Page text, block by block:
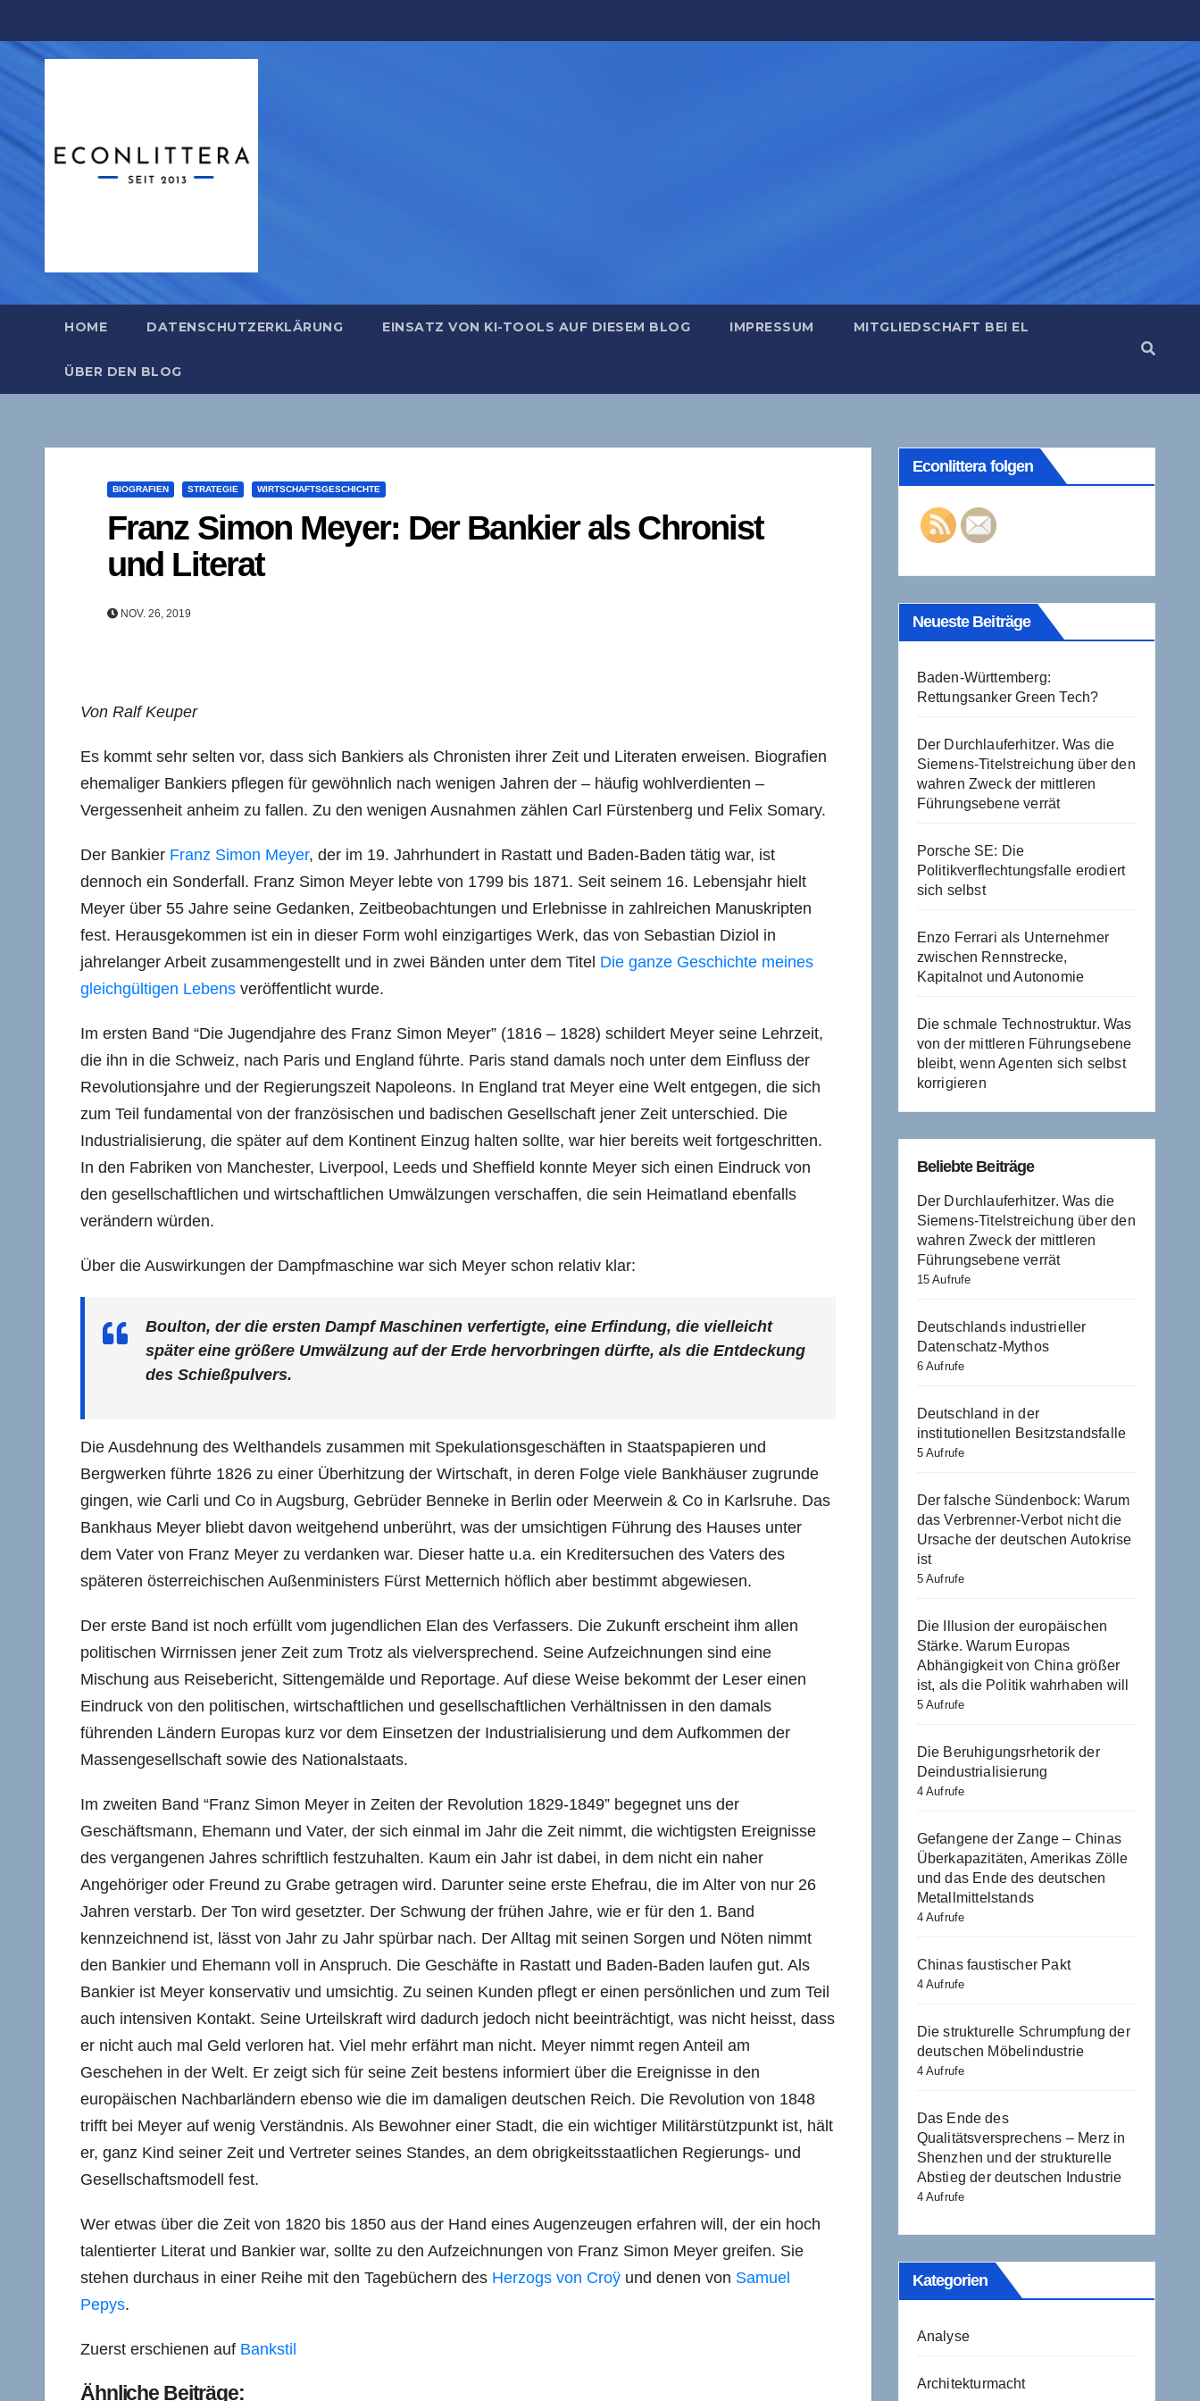
Inhalt
springen
HOME DATENSCHUTZERKLÄRUNG EINSATZ VON KI-TOOLS AUF DIESEM BLOG IMPRESSUM MITGLIEDSCHAFT BEI EL
ÜBER DEN BLOG
BIOGRAFIEN STRATEGIE WIRTSCHAFTSGESCHICHTE
Franz Simon Meyer: Der Bankier als Chronist
und Literat
NOV. 26, 2019
Von Ralf Keuper
Es kommt sehr selten vor, dass sich Bankiers als Chronisten ihrer Zeit und Literaten erweisen. Biografien
ehemaliger Bankiers pflegen für gewöhnlich nach wenigen Jahren der – häufig wohlverdienten –
Vergessenheit anheim zu fallen. Zu den wenigen Ausnahmen zählen Carl Fürstenberg und Felix Somary.
Der Bankier Franz Simon Meyer, der im 19. Jahrhundert in Rastatt und Baden-Baden tätig war, ist
dennoch ein Sonderfall. Franz Simon Meyer lebte von 1799 bis 1871. Seit seinem 16. Lebensjahr hielt
Meyer über 55 Jahre seine Gedanken, Zeitbeobachtungen und Erlebnisse in zahlreichen Manuskripten
fest. Herausgekommen ist ein in dieser Form wohl einzigartiges Werk, das von Sebastian Diziol in
jahrelanger Arbeit zusammengestellt und in zwei Bänden unter dem Titel Die ganze Geschichte meines
gleichgültigen Lebens veröffentlicht wurde.
Im ersten Band “Die Jugendjahre des Franz Simon Meyer” (1816 – 1828) schildert Meyer seine Lehrzeit,
die ihn in die Schweiz, nach Paris und England führte. Paris stand damals noch unter dem Einfluss der
Revolutionsjahre und der Regierungszeit Napoleons. In England trat Meyer eine Welt entgegen, die sich
zum Teil fundamental von der französischen und badischen Gesellschaft jener Zeit unterschied. Die
Industrialisierung, die später auf dem Kontinent Einzug halten sollte, war hier bereits weit fortgeschritten.
In den Fabriken von Manchester, Liverpool, Leeds und Sheffield konnte Meyer sich einen Eindruck von
den gesellschaftlichen und wirtschaftlichen Umwälzungen verschaffen, die sein Heimatland ebenfalls
verändern würden.
Über die Auswirkungen der Dampfmaschine war sich Meyer schon relativ klar:
Boulton, der die ersten Dampf Maschinen verfertigte, eine Erfindung, die vielleicht
später eine größere Umwälzung auf der Erde hervorbringen dürfte, als die Entdeckung
des Schießpulvers.
Die Ausdehnung des Welthandels zusammen mit Spekulationsgeschäften in Staatspapieren und
Bergwerken führte 1826 zu einer Überhitzung der Wirtschaft, in deren Folge viele Bankhäuser zugrunde
gingen, wie Carli und Co in Augsburg, Gebrüder Benneke in Berlin oder Meerwein & Co in Karlsruhe. Das
Bankhaus Meyer bliebt davon weitgehend unberührt, was der umsichtigen Führung des Hauses unter
dem Vater von Franz Meyer zu verdanken war. Dieser hatte u.a. ein Kreditersuchen des Vaters des
späteren österreichischen Außenministers Fürst Metternich höflich aber bestimmt abgewiesen.
Der erste Band ist noch erfüllt vom jugendlichen Elan des Verfassers. Die Zukunft erscheint ihm allen
politischen Wirrnissen jener Zeit zum Trotz als vielversprechend. Seine Aufzeichnungen sind eine
Mischung aus Reisebericht, Sittengemälde und Reportage. Auf diese Weise bekommt der Leser einen
Eindruck von den politischen, wirtschaftlichen und gesellschaftlichen Verhältnissen in den damals
führenden Ländern Europas kurz vor dem Einsetzen der Industrialisierung und dem Aufkommen der
Massengesellschaft sowie des Nationalstaats.
Im zweiten Band “Franz Simon Meyer in Zeiten der Revolution 1829-1849” begegnet uns der
Geschäftsmann, Ehemann und Vater, der sich einmal im Jahr die Zeit nimmt, die wichtigsten Ereignisse
des vergangenen Jahres schriftlich festzuhalten. Kaum ein Jahr ist dabei, in dem nicht ein naher
Angehöriger oder Freund zu Grabe getragen wird. Darunter seine erste Ehefrau, die im Alter von nur 26
Jahren verstarb. Der Ton wird gesetzter. Der Schwung der frühen Jahre, wie er für den 1. Band
kennzeichnend ist, lässt von Jahr zu Jahr spürbar nach. Der Alltag mit seinen Sorgen und Nöten nimmt
den Bankier und Ehemann voll in Anspruch. Die Geschäfte in Rastatt und Baden-Baden laufen gut. Als
Bankier ist Meyer konservativ und umsichtig. Zu seinen Kunden pflegt er einen persönlichen und zum Teil
auch intensiven Kontakt. Seine Urteilskraft wird dadurch jedoch nicht beeinträchtigt, was nicht heisst, dass
er nicht auch mal Geld verloren hat. Viel mehr erfährt man nicht. Meyer nimmt regen Anteil am
Geschehen in der Welt. Er zeigt sich für seine Zeit bestens informiert über die Ereignisse in den
europäischen Nachbarländern ebenso wie die im damaligen deutschen Reich. Die Revolution von 1848
trifft bei Meyer auf wenig Verständnis. Als Bewohner einer Stadt, die ein wichtiger Militärstützpunkt ist, hält
er, ganz Kind seiner Zeit und Vertreter seines Standes, an dem obrigkeitsstaatlichen Regierungs- und
Gesellschaftsmodell fest.
Wer etwas über die Zeit von 1820 bis 1850 aus der Hand eines Augenzeugen erfahren will, der ein hoch
talentierter Literat und Bankier war, sollte zu den Aufzeichnungen von Franz Simon Meyer greifen. Sie
stehen durchaus in einer Reihe mit den Tagebüchern des Herzogs von Croÿ und denen von Samuel
Pepys.
Zuerst erschienen auf Bankstil
Ähnliche Beiträge:
Econlittera folgen
Neueste Beiträge
Baden-Württemberg:
Rettungsanker Green Tech?
Der Durchlauferhitzer. Was die
Siemens-Titelstreichung über den
wahren Zweck der mittleren
Führungsebene verrät
Porsche SE: Die
Politikverflechtungsfalle erodiert
sich selbst
Enzo Ferrari als Unternehmer
zwischen Rennstrecke,
Kapitalnot und Autonomie
Die schmale Technostruktur. Was
von der mittleren Führungsebene
bleibt, wenn Agenten sich selbst
korrigieren
Beliebte Beiträge
Der Durchlauferhitzer. Was die
Siemens-Titelstreichung über den
wahren Zweck der mittleren
Führungsebene verrät
15 Aufrufe
Deutschlands industrieller
Datenschatz-Mythos
6 Aufrufe
Deutschland in der
institutionellen Besitzstandsfalle
5 Aufrufe
Der falsche Sündenbock: Warum
das Verbrenner-Verbot nicht die
Ursache der deutschen Autokrise
ist
5 Aufrufe
Die Illusion der europäischen
Stärke. Warum Europas
Abhängigkeit von China größer
ist, als die Politik wahrhaben will
5 Aufrufe
Die Beruhigungsrhetorik der
Deindustrialisierung
4 Aufrufe
Gefangene der Zange – Chinas
Überkapazitäten, Amerikas Zölle
und das Ende des deutschen
Metallmittelstands
4 Aufrufe
Chinas faustischer Pakt
4 Aufrufe
Die strukturelle Schrumpfung der
deutschen Möbelindustrie
4 Aufrufe
Das Ende des
Qualitätsversprechens – Merz in
Shenzhen und der strukturelle
Abstieg der deutschen Industrie
4 Aufrufe
Kategorien
Analyse
Architekturmacht